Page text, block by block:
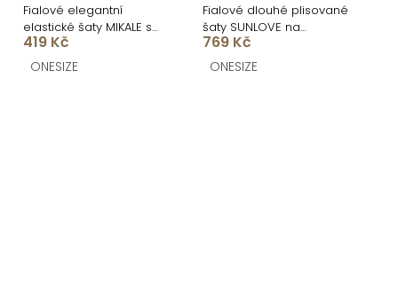
Fialové elegantní
elastické šaty MIKALE s
průstřihy
419 Kč
ONESIZE
Fialové dlouhé plisované
šaty SUNLOVE na
ramínka
769 Kč
ONESIZE